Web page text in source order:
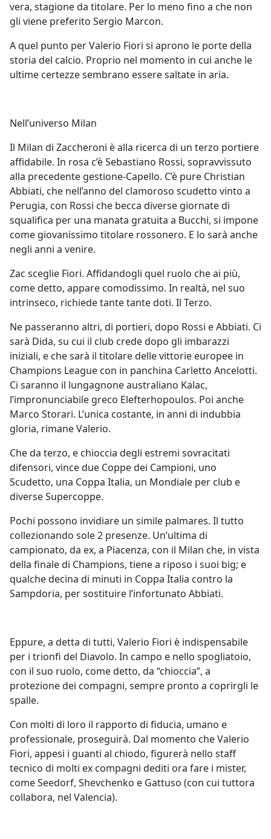
vera, stagione da titolare. Per lo meno fino a che non
gli viene preferito Sergio Marcon.
A quel punto per Valerio Fiori si aprono le porte della
storia del calcio. Proprio nel momento in cui anche le
ultime certezze sembrano essere saltate in aria.
Nell’universo Milan
Il Milan di Zaccheroni è alla ricerca di un terzo portiere
affidabile. In rosa c’è Sebastiano Rossi, sopravvissuto
alla precedente gestione-Capello. C’è pure Christian
Abbiati, che nell’anno del clamoroso scudetto vinto a
Perugia, con Rossi che becca diverse giornate di
squalifica per una manata gratuita a Bucchi, si impone
come giovanissimo titolare rossonero. E lo sarà anche
negli anni a venire.
Zac sceglie Fiori. Affidandogli quel ruolo che ai più,
come detto, appare comodissimo. In realtà, nel suo
intrinseco, richiede tante tante doti. Il Terzo.
Ne passeranno altri, di portieri, dopo Rossi e Abbiati. Ci
sarà Dida, su cui il club crede dopo gli imbarazzi
iniziali, e che sarà il titolare delle vittorie europee in
Champions League con in panchina Carletto Ancelotti.
Ci saranno il lungagnone australiano Kalac,
l’impronunciabile greco Elefterhopoulos. Poi anche
Marco Storari. L’unica costante, in anni di indubbia
gloria, rimane Valerio.
Che da terzo, e chioccia degli estremi sovracitati
difensori, vince due Coppe dei Campioni, uno
Scudetto, una Coppa Italia, un Mondiale per club e
diverse Supercoppe.
Pochi possono invidiare un simile palmares. Il tutto
collezionando sole 2 presenze. Un’ultima di
campionato, da ex, a Piacenza, con il Milan che, in vista
della finale di Champions, tiene a riposo i suoi big; e
qualche decina di minuti in Coppa Italia contro la
Sampdoria, per sostituire l’infortunato Abbiati.
Eppure, a detta di tutti, Valerio Fiori è indispensabile
per i trionfi del Diavolo. In campo e nello spogliatoio,
con il suo ruolo, come detto, da “chioccia”, a
protezione dei compagni, sempre pronto a coprirgli le
spalle.
Con molti di loro il rapporto di fiducia, umano e
professionale, proseguirà. Dal momento che Valerio
Fiori, appesi i guanti al chiodo, figurerà nello staff
tecnico di molti ex compagni dediti ora fare i mister,
come Seedorf, Shevchenko e Gattuso (con cui tuttora
collabora, nel Valencia).